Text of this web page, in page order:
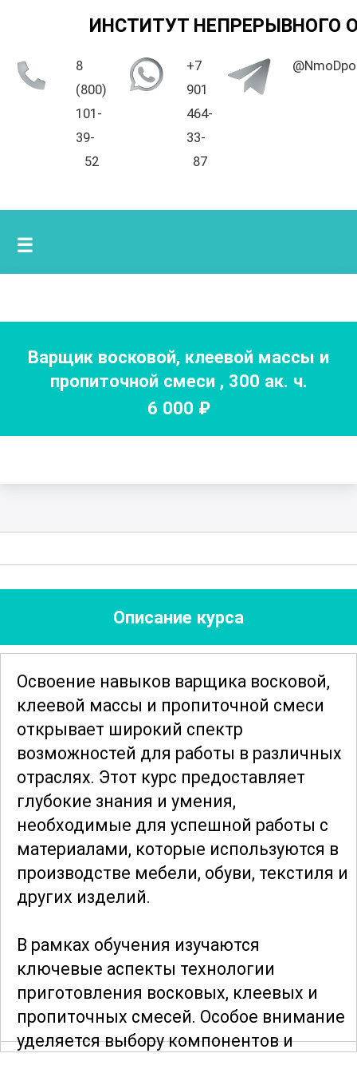
ИНСТИТУТ НЕПРЕРЫВНОГО
8
(800)
101-
39-
52
+7
901
464-
33-
87
☰
Варщик восковой, клеевой массы и
пропиточной смеси , 300 ак. ч.
6 000 ₽
Описание курса
Освоение навыков варщика восковой,
клеевой массы и пропиточной смеси
открывает широкий спектр
возможностей для работы в различных
отраслях. Этот курс предоставляет
глубокие знания и умения,
необходимые для успешной работы с
материалами, которые используются в
производстве мебели, обуви, текстиля и
других изделий.
В рамках обучения изучаются
ключевые аспекты технологии
приготовления восковых, клеевых и
пропиточных смесей. Особое внимание
уделяется выбору компонентов и